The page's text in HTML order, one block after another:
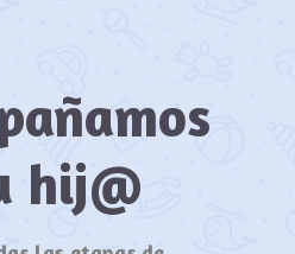
hij@